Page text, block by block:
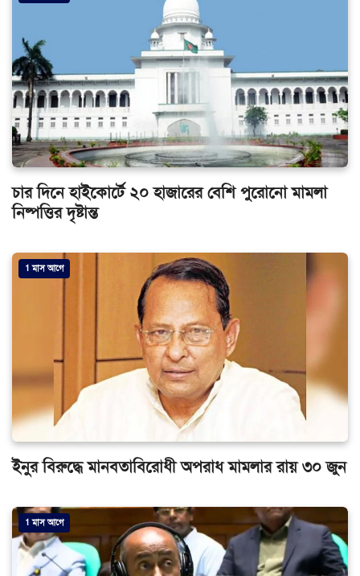
চার দিনে হাইকোর্টে ২০ হাজারের বেশি পুরোনো মামলা
নিষ্পত্তির দৃষ্টান্ত
1 মাস আগে
ইনুর বিরুদ্ধে মানবতাবিরোধী অপরাধ মামলার রায় ৩০ জুন
1 মাস আগে